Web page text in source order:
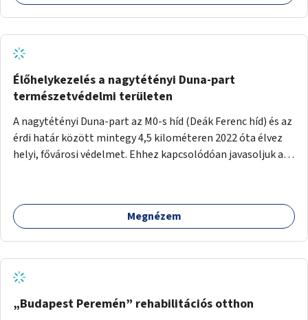
Élőhelykezelés a nagytétényi Duna-part
természetvédelmi területen
A nagytétényi Duna-part az M0-s híd (Deák Ferenc híd) és az
érdi határ között mintegy 4,5 kilométeren 2022 óta élvez
helyi, fővárosi védelmet. Ehhez kapcsolódóan javasoljuk a
Megnézem
„Budapest Peremén” rehabilitációs otthon